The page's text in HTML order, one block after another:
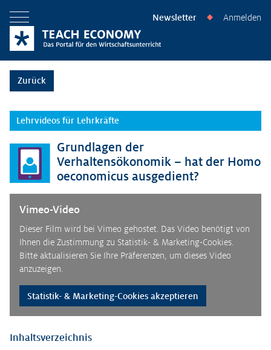
Menü öffnen Newsletter ◆ Anmelden
Zurück
Lehrvideos für Lehrkräfte
Grundlagen der
Verhaltensökonomik – hat der Homo
oeconomicus ausgedient?
Vimeo-Video
Dieser Film wird bei Vimeo gehostet. Das Video benötigt von
Ihnen die Zustimmung zu Statistik- & Marketing-Cookies.
Bitte aktualisieren Sie Ihre Präferenzen, um dieses Video
anzuzeigen.
Statistik- & Marketing-Cookies akzeptieren
Inhaltsverzeichnis